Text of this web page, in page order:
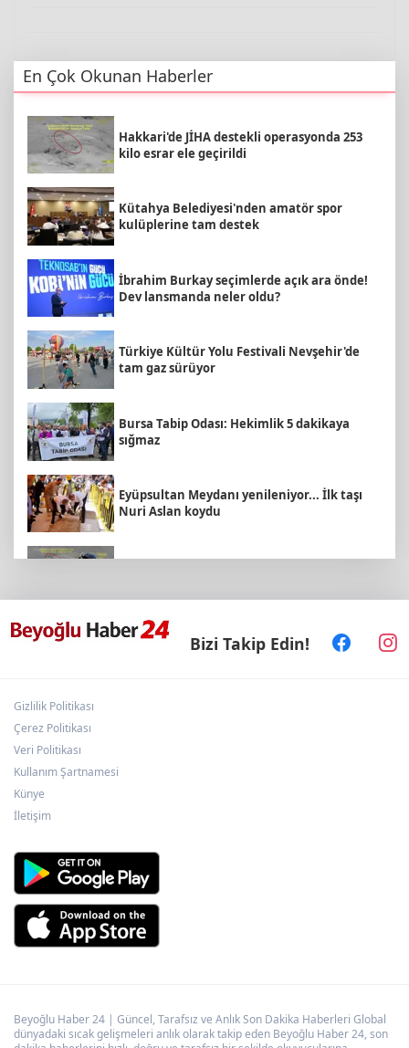
En Çok Okunan Haberler
Hakkari'de JİHA destekli operasyonda 253
kilo esrar ele geçirildi
Kütahya Belediyesi'nden amatör spor
kulüplerine tam destek
İbrahim Burkay seçimlerde açık ara önde!
Dev lansmanda neler oldu?
Türkiye Kültür Yolu Festivali Nevşehir'de
tam gaz sürüyor
Bursa Tabip Odası: Hekimlik 5 dakikaya
sığmaz
Eyüpsultan Meydanı yenileniyor... İlk taşı
Nuri Aslan koydu
Keşan'da 177 milyon liralık yeni Hükümet
Konağı'nın temeli atıldı
Bizi Takip Edin!
Gizlilik Politikası
Çerez Politikası
Veri Politikası
Kullanım Şartnamesi
Künye
İletişim
Beyoğlu Haber 24 | Güncel, Tarafsız ve Anlık Son Dakika Haberleri Global
dünyadaki sıcak gelişmeleri anlık olarak takip eden Beyoğlu Haber 24, son